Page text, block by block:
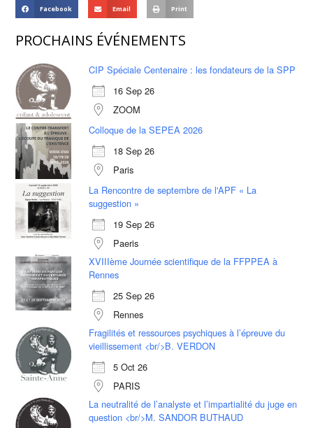
Facebook Email Print
PROCHAINS ÉVÉNEMENTS
CIP Spéciale Centenaire : les fondateurs de la SPP
16 Sep 26
ZOOM
Colloque de la SEPEA 2026
18 Sep 26
Paris
La Rencontre de septembre de l'APF « La
suggestion »
19 Sep 26
Paeris
XVIIIème Journée scientifique de la FFPPEA à
Rennes
25 Sep 26
Rennes
Fragilités et ressources psychiques à l’épreuve du
vieillissement <br/>B. VERDON
5 Oct 26
PARIS
La neutralité de l’analyste et l’impartialité du juge en
question <br/>M. SANDOR BUTHAUD